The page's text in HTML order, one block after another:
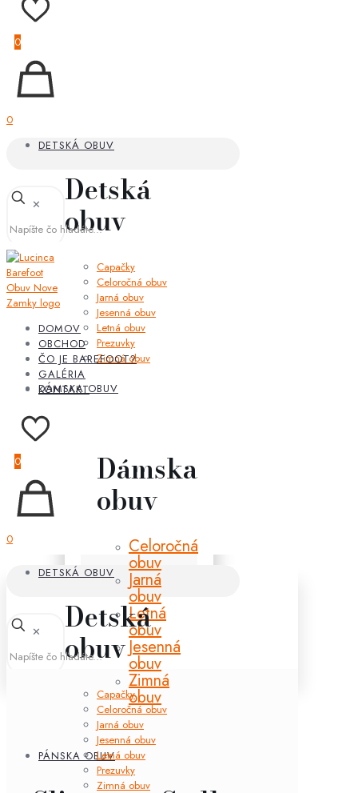
0
0
DETSKÁ OBUV
Detská
obuv
Capačky
Celoročná obuv
Jarná obuv
Jesenná obuv
Letná obuv
Prezuvky
Zimná obuv
DÁMSKA OBUV
Dámska
obuv
Celoročná
obuv
Jarná
obuv
Letná
obuv
Jesenná
obuv
Zimná
obuv
PÁNSKA OBUV
✕
DOMOV
OBCHOD
ČO JE BAREFOOT?
GALÉRIA
KONTAKT
0
0
DETSKÁ OBUV
Detská
obuv
Capačky
Celoročná obuv
Jarná obuv
Jesenná obuv
Letná obuv
Prezuvky
Zimná obuv
✕